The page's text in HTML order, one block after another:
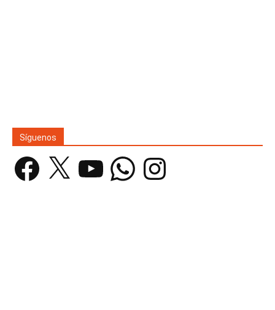
Síguenos
Facebook WhatsAppInstagram